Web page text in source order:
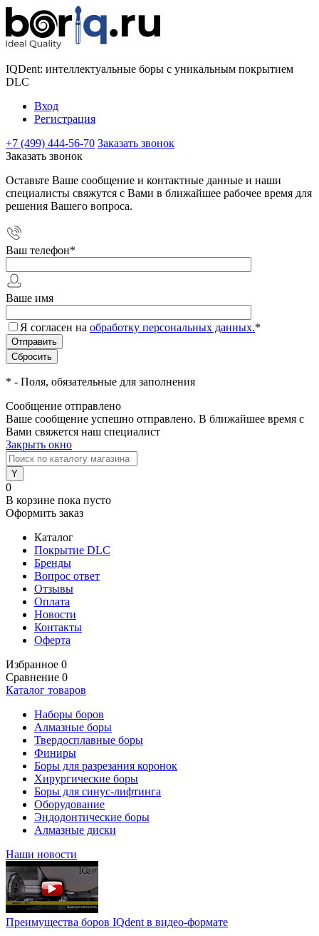
IQDent: интеллектуальные боры с уникальным покрытием
DLC
Вход
Регистрация
+7 (499) 444-56-70 Заказать звонок
Заказать звонок
Оставьте Ваше сообщение и контактные данные и наши
специалисты свяжутся с Вами в ближайшее рабочее время для
решения Вашего вопроса.
Ваш телефон*
Ваше имя
Я согласен на обработку персональных данных.*
* - Поля, обязательные для заполнения
Сообщение отправлено
Ваше сообщение успешно отправлено. В ближайшее время с
Вами свяжется наш специалист
Закрыть окно
0
В корзине пока пусто
Оформить заказ
Каталог
Покрытие DLC
Бренды
Вопрос ответ
Отзывы
Оплата
Новости
Контакты
Оферта
Избранное 0
Сравнение 0
Каталог товаров
Наборы боров
Алмазные боры
Твердосплавные боры
Финиры
Боры для разрезания коронок
Хирургические боры
Боры для синус-лифтинга
Оборудование
Эндодонтические боры
Алмазные диски
Наши новости
Преимущества боров IQdent в видео-формате